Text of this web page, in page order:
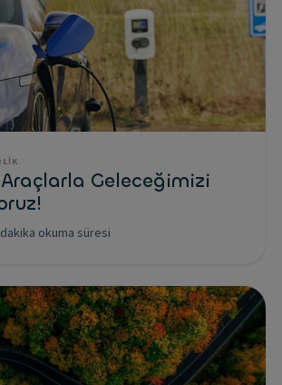
Geleceğimizi
okuma süresi